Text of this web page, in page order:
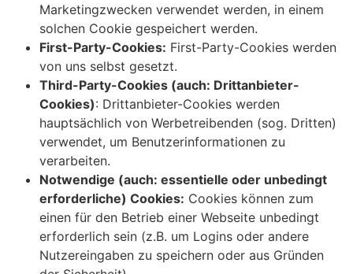
Marketingzwecken verwendet werden, in einem
solchen Cookie gespeichert werden.
First-Party-Cookies: First-Party-Cookies werden
von uns selbst gesetzt.
Third-Party-Cookies (auch: Drittanbieter-
Cookies): Drittanbieter-Cookies werden
hauptsächlich von Werbetreibenden (sog. Dritten)
verwendet, um Benutzerinformationen zu
verarbeiten.
Notwendige (auch: essentielle oder unbedingt
erforderliche) Cookies: Cookies können zum
einen für den Betrieb einer Webseite unbedingt
erforderlich sein (z.B. um Logins oder andere
Nutzereingaben zu speichern oder aus Gründen